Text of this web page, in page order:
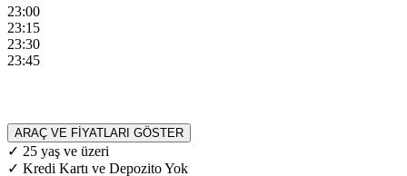
23:00
23:15
23:30
23:45
ARAÇ VE FİYATLARI GÖSTER
✓ 25 yaş ve üzeri
✓ Kredi Kartı ve Depozito Yok